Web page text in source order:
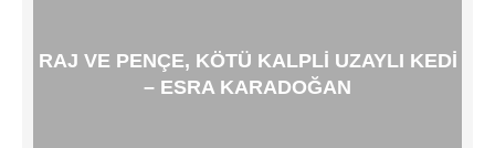
RAJ VE PENÇE, KÖTÜ KALPLI UZAYLI KEDI
– ESRA KARADOĞAN